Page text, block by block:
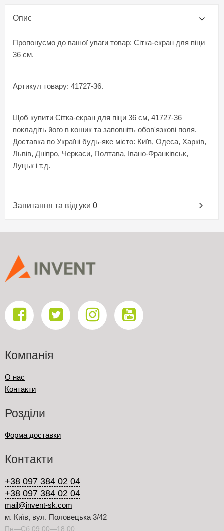
Опис
Пропонуємо до вашої уваги товар: Сітка-екран для піци
36 см.
Артикул товару: 41727-36.
Щоб купити Сітка-екран для піци 36 см, 41727-36
покладіть його в кошик та заповніть обов'язкові поля.
Доставка по Україні будь-яке місто: Київ, Одеса, Харків,
Львів, Дніпро, Черкаси, Полтава, Івано-Франківськ,
Луцьк і т.д.
Запитання та відгуки 0
Компанія
О нас
Контакти
Розділи
Форма доставки
Контакти
+38 097 384 02 04
+38 097 384 02 04
mail@invent-sk.com
м. Київ, вул. Половецька 3/42
Пн—Сб 09:00—18:00